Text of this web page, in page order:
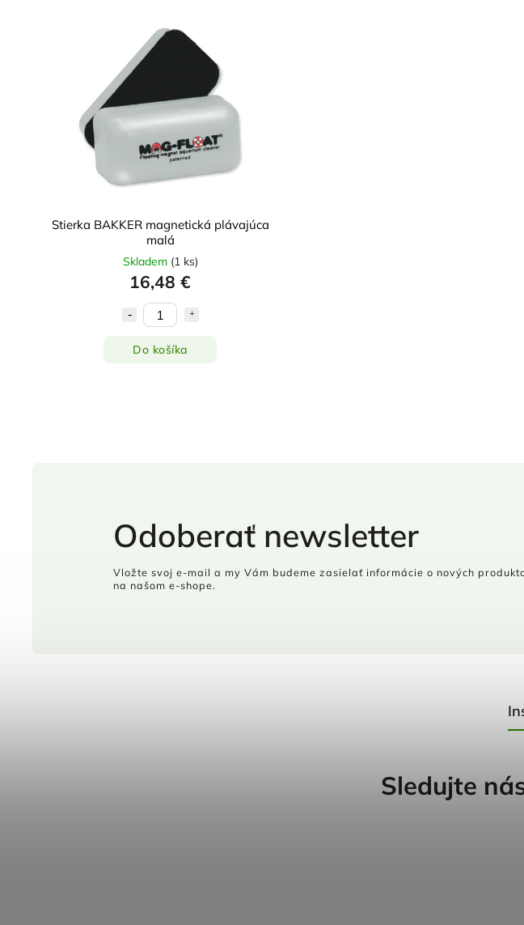
Stierka BAKKER magnetická plávajúca
malá
Skladem (1 ks)
16,48 €
Do košíka
Odoberať newsletter
Vložte svoj e-mail a my Vám budeme zasielať informácie o nových
na našom e-shope.
Sledujte